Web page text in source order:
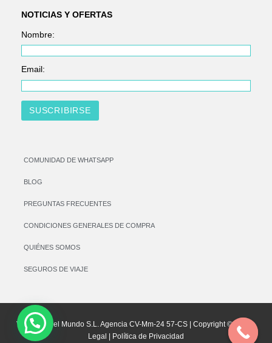
NOTICIAS Y OFERTAS
Nombre:
Email:
COMUNIDAD DE WHATSAPP
BLOG
PREGUNTAS FRECUENTES
CONDICIONES GENERALES DE COMPRA
QUIÉNES SOMOS
SEGUROS DE VIAJE
Vamos por el Mundo S.L. Agencia CV-Mm-24 57-CS | Copyright © | Aviso
Legal | Política de Privacidad